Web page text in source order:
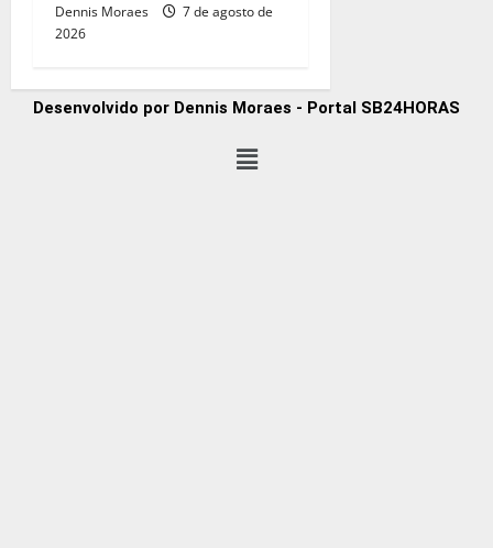
Dennis Moraes
7 de agosto de
2026
Desenvolvido por Dennis Moraes - Portal SB24HORAS